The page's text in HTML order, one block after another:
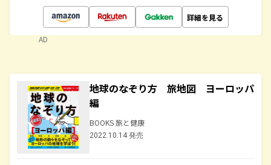
詳細を見る
AD
地球のなぞり方 旅地図 ヨーロッパ
編
BOOKS 旅と健康
2022.10.14 発売